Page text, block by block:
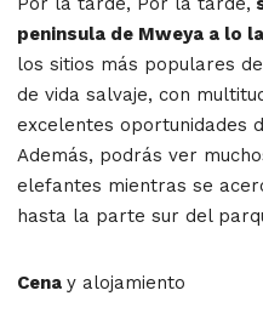
peninsula de Mweya a lo
los sitios más populares
de vida salvaje, con
excelentes oportunidades
Además, podrás ver
elefantes mientras se
hasta la parte sur del
Cena y alojamiento